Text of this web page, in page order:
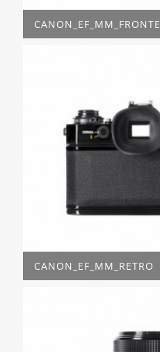
CANON_EF_MM_FRONTE
CANON_EF_MM_RETRO